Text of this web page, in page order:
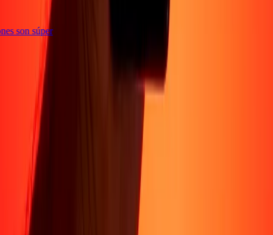
son súper
Sobre Nosotros
Acerca de
Conviértete en agente
Soporte
Política de privacidad
Aviso de cookies
condiciones
Centro de ayuda
accesibilidad
Formulario para denunciantes
Síguenos